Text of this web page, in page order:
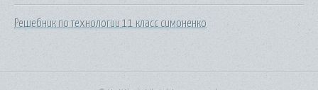
Решебник по технологии 11 класс симоненко